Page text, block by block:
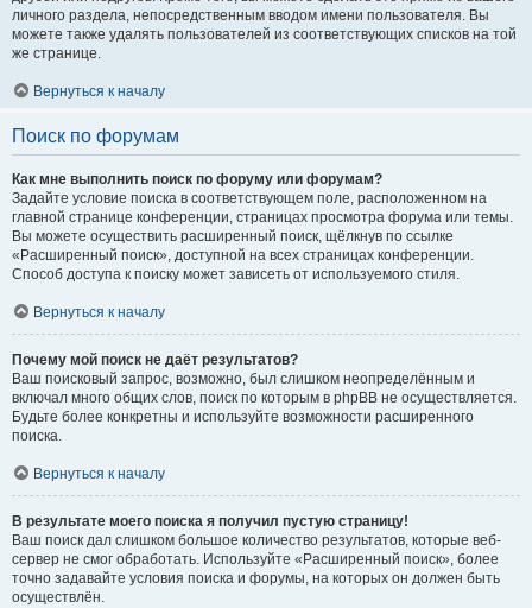
личного раздела, непосредственным вводом имени пользователя. Вы
можете также удалять пользователей из соответствующих списков на той
же странице.
Вернуться к началу
Поиск по форумам
Как мне выполнить поиск по форуму или форумам?
Задайте условие поиска в соответствующем поле, расположенном на
главной странице конференции, страницах просмотра форума или темы.
Вы можете осуществить расширенный поиск, щёлкнув по ссылке
«Расширенный поиск», доступной на всех страницах конференции.
Способ доступа к поиску может зависеть от используемого стиля.
Вернуться к началу
Почему мой поиск не даёт результатов?
Ваш поисковый запрос, возможно, был слишком неопределённым и
включал много общих слов, поиск по которым в phpBB не осуществляется.
Будьте более конкретны и используйте возможности расширенного
поиска.
Вернуться к началу
В результате моего поиска я получил пустую страницу!
Ваш поиск дал слишком большое количество результатов, которые веб-
сервер не смог обработать. Используйте «Расширенный поиск», более
точно задавайте условия поиска и форумы, на которых он должен быть
осуществлён.